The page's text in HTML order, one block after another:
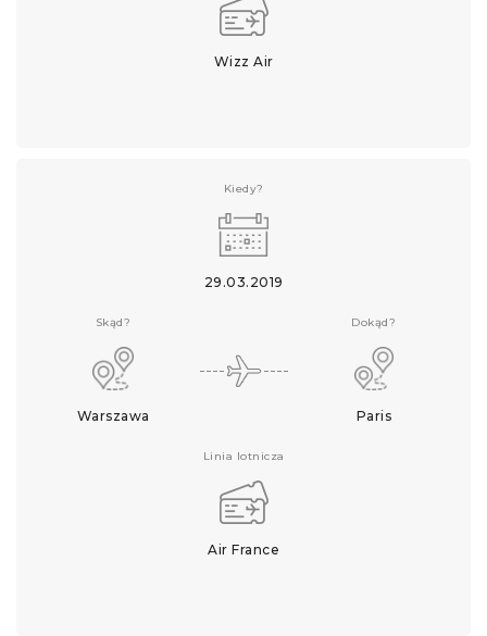
Wizz Air
Kiedy?
29.03.2019
Skąd?
Warszawa
Dokąd?
Paris
Linia lotnicza
Air France